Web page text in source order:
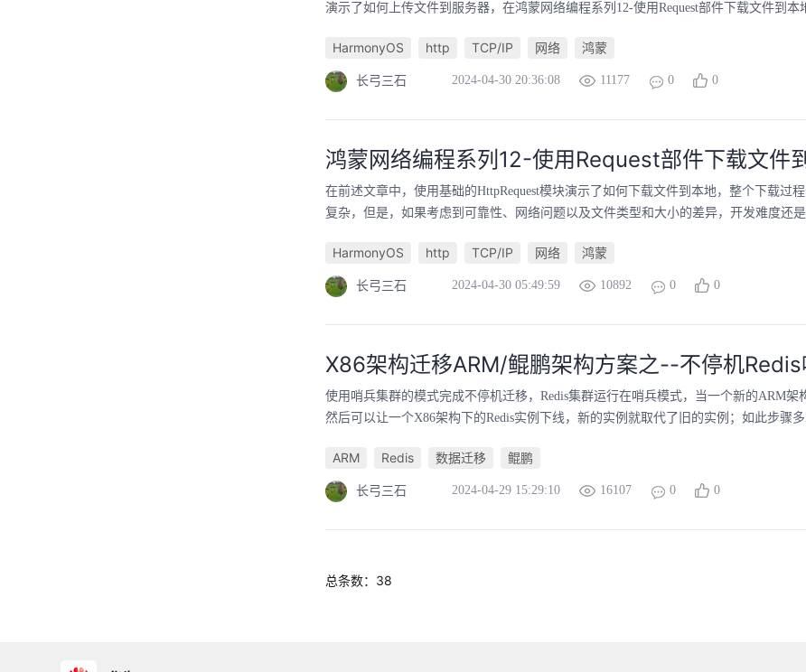
演示了如何上传文件到服务器，在鸿蒙网络编程系列12-使用Request部件下载文件到本
HarmonyOS http TCP/IP 网络 鸿蒙
长弓三石 2024-04-30 20:36:08 11177 0 0
鸿蒙网络编程系列12-使用Request部件下载文件
在前述文章中，使用基础的HttpRequest模块演示了如何下载文件到本地，整个下载过
复杂，但是，如果考虑到可靠性、网络问题以及文件类型和大小的差异，开发难度还
HarmonyOS http TCP/IP 网络 鸿蒙
长弓三石 2024-04-30 05:49:59 10892 0 0
X86架构迁移ARM/鲲鹏架构方案之--不停机
使用哨兵集群的模式完成不停机迁移，Redis集群运行在哨兵模式，当一个新的ARM架
然后可以让一个X86架构下的Redis实例下线，新的实例就取代了旧的实例；如此步骤
ARM Redis 数据迁移 鲲鹏
长弓三石 2024-04-29 15:29:10 16107 0 0
总条数：38